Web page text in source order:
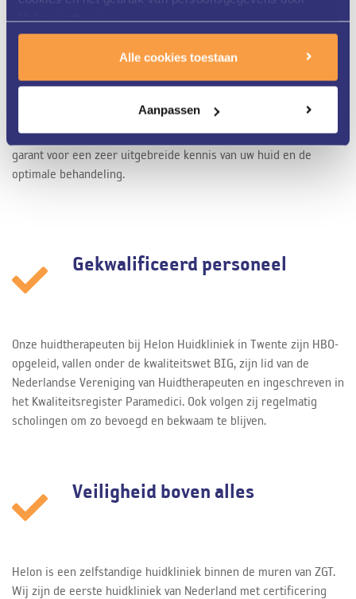
Helon vindt uhier.
Alle cookies toestaan
Aanpassen
Helon Huidkliniek in Twente is al meer dan 25 jaar
laserbehandelingen. Ons gedreven team van huidtherapeuten
werkt nauw samen met de dermatologen van ZGT. Dit alles staat
garant voor een zeer uitgebreide kennis van uw huid en de
optimale behandeling.
Gekwalificeerd personeel
Onze huidtherapeuten bij Helon Huidkliniek in Twente zijn HBO-
opgeleid, vallen onder de kwaliteitswet BIG, zijn lid van de
Nederlandse Vereniging van Huidtherapeuten en ingeschreven in
het Kwaliteitsregister Paramedici. Ook volgen zij regelmatig
scholingen om zo bevoegd en bekwaam te blijven.
Veiligheid boven alles
Helon is een zelfstandige huidkliniek binnen de muren van ZGT.
Wij zijn de eerste huidkliniek van Nederland met certificering